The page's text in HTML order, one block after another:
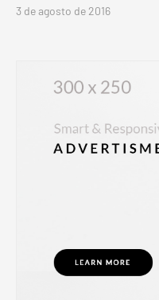
3 de agosto de 2016